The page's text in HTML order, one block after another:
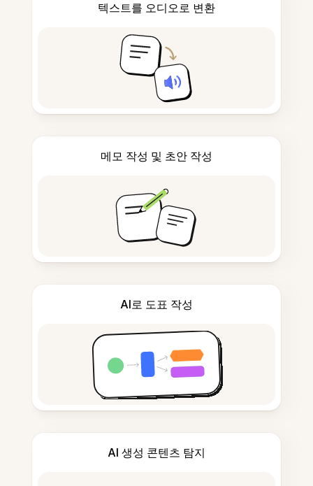
텍스트를 오디오로 변환
메모 작성 및 초안 작성
AI로 도표 작성
AI 생성 콘텐츠 탐지